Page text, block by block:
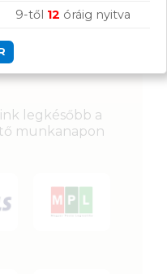
legkésőbb a
munkanapon
9-től 12 óráig nyitva